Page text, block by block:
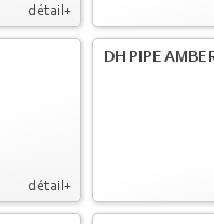
détail+
détail+
DH PIPE